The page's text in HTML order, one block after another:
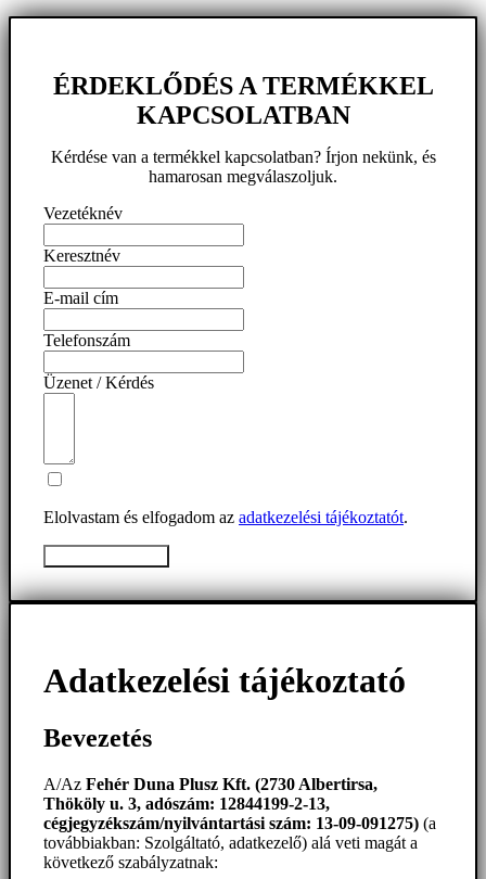
ÉRDEKLŐDÉS A TERMÉKKEL
KAPCSOLATBAN
Kérdése van a termékkel kapcsolatban? Írjon nekünk, és
hamarosan megválaszoljuk.
Vezetéknév
Keresztnév
E-mail cím
Telefonszám
Üzenet / Kérdés
Elolvastam és elfogadom az adatkezelési tájékoztatót.
Adatkezelési tájékoztató
Bevezetés
A/Az Fehér Duna Plusz Kft. (2730 Albertirsa,
Thököly u. 3, adószám: 12844199-2-13,
cégjegyzékszám/nyilvántartási szám: 13-09-091275) (a
továbbiakban: Szolgáltató, adatkezelő) alá veti magát a
következő szabályzatnak: